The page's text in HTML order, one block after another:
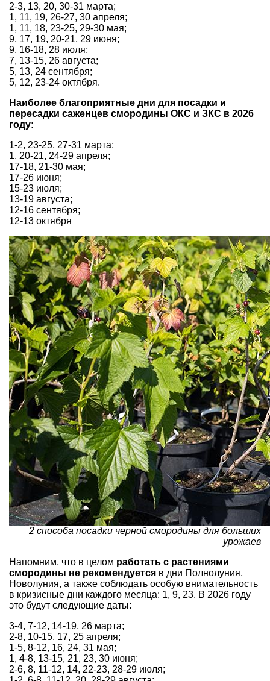
2-3, 13, 20, 30-31 марта;
1, 11, 19, 26-27, 30 апреля;
1, 11, 18, 23-25, 29-30 мая;
9, 17, 19, 20-21, 29 июня;
9, 16-18, 28 июля;
7, 13-15, 26 августа;
5, 13, 24 сентября;
5, 12, 23-24 октября.
Наиболее благоприятные дни для посадки и
пересадки саженцев смородины ОКС и ЗКС в 2026
году:
1-2, 23-25, 27-31 марта;
1, 20-21, 24-29 апреля;
17-18, 21-30 мая;
17-26 июня;
15-23 июля;
13-19 августа;
12-16 сентября;
12-13 октября
2 способа посадки черной смородины для больших
урожаев
Напомним, что в целом работать с растениями
смородины не рекомендуется в дни Полнолуния,
Новолуния, а также соблюдать особую внимательность
в кризисные дни каждого месяца: 1, 9, 23. В 2026 году
это будут следующие даты:
3-4, 7-12, 14-19, 26 марта;
2-8, 10-15, 17, 25 апреля;
1-5, 8-12, 16, 24, 31 мая;
1, 4-8, 13-15, 21, 23, 30 июня;
2-6, 8, 11-12, 14, 22-23, 28-29 июля;